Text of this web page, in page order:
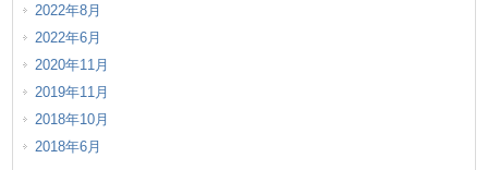
2022年8月
2022年6月
2020年11月
2019年11月
2018年10月
2018年6月